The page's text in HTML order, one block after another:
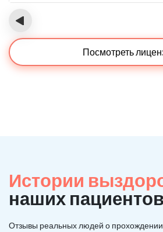
‹
Посмотреть
Истории
наших пациентов
Отзывы реальных людей о